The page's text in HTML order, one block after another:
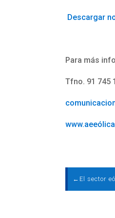
Descargar
Para más
Tfno. 91 745
←